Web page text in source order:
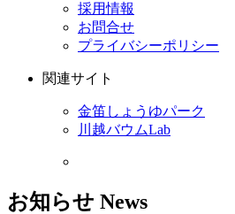
採用情報
お問合せ
プライバシーポリシー
関連サイト
金笛しょうゆパーク
川越バウムLab
お知らせ News